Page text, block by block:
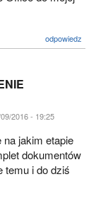
odpowiedz
2016 - 19:25
jakim etapie
dokumentów
temu i do dziś